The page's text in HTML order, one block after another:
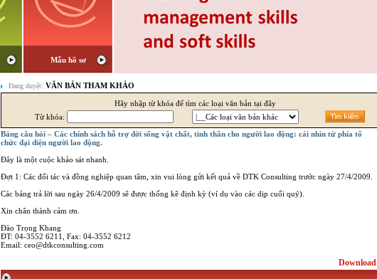
Mẫu hồ sơ
Đang duyệt: VĂN BẢN THAM KHẢO
Hãy nhập từ khóa để tìm các loại văn bản tại đây
Từ khóa:
Bảng câu hỏi – Các chính sách hỗ trợ đời sống vật chất, tinh thần cho người lao động: cái nhìn từ phía tổ
chức đại diện người lao động.
Đây là một cuộc khảo sát nhanh.
Đợt 1: Các đối tác và đồng nghiệp quan tâm, xin vui lòng gửi kết quả về DTK Consulting trước ngày 27/4/2009.
Các bảng trả lời sau ngày 26/4/2009 sẽ được thống kê định kỳ (ví dụ vào các dịp cuối quý).
Xin chân thành cảm ơn.
Đào Trọng Khang
ĐT: 04-3552 6211, Fax: 04-3552 6212
Email: ceo@dtkconsulting.com
Download